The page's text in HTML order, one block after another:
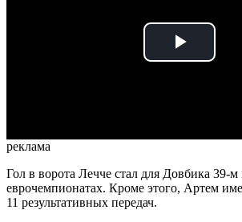
Play
реклама
Гол в ворота Лечче стал для Довбика 39-м
еврочемпионатах. Кроме этого, Артем
11 результативных передач.